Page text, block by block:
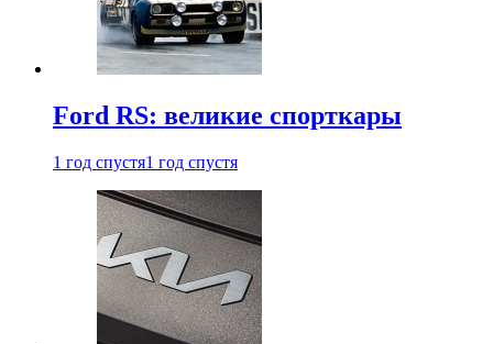
Ford RS: великие спорткары
1 год спустя1 год спустя